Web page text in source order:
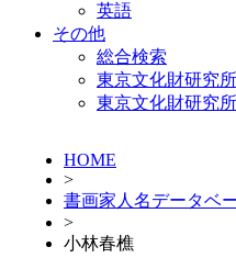
英語
その他
総合検索
東京文化財研究
東京文化財研究
HOME
>
書画家人名データベ
>
小林春樵